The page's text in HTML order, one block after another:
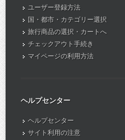
ユーザー登録方法
国・都市・カテゴリー選択
旅行商品の選択・カートへ
チェックアウト手続き
マイページの利用方法
ヘルプセンター
ヘルプセンター
サイト利用の注意